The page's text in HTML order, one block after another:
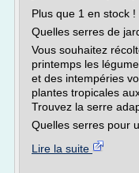
Plus que 1 en stock !
Quelles serres de
Vous souhaitez
printemps les
et des intempéries
plantes tropicales
Trouvez la serre
Quelles serres pour
Lire la suite